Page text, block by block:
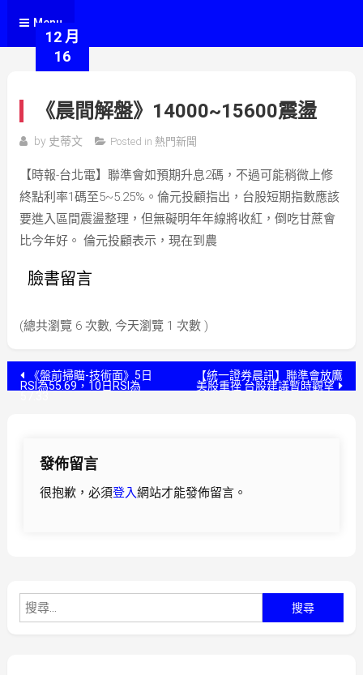
Menu
12 月
16
《晨間解盤》14000~15600震盪
by 史蒂文 Posted in 熱門新聞
【時報-台北電】聯準會如預期升息2碼，不過可能稍微上修
終點利率1碼至5~5.25%。倫元投顧指出，台股短期指數應該
要進入區間震盪整理，但無礙明年年線將收紅，倒吃甘蔗會
比今年好。 倫元投顧表示，現在到農
臉書留言
(總共瀏覽 6 次數, 今天瀏覽 1 次數 )
文 《盤前掃瞄-技術面》5日
RSI為55.69，10日RSI為
【統一證券晨訊】聯準會放鷹
美股重挫 台股建議暫時觀望
發佈留言
很抱歉，必須登入網站才能發佈留言。
尋